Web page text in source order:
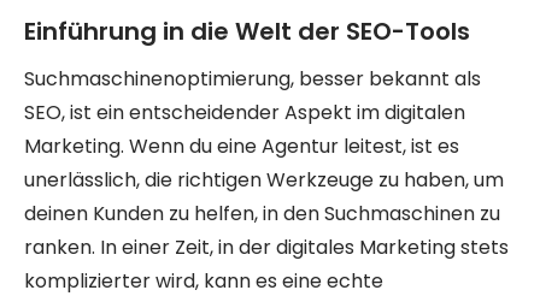
Einführung in die Welt der SEO-Tools
Suchmaschinenoptimierung, besser bekannt als
SEO, ist ein entscheidender Aspekt im digitalen
Marketing. Wenn du eine Agentur leitest, ist es
unerlässlich, die richtigen Werkzeuge zu haben, um
deinen Kunden zu helfen, in den Suchmaschinen zu
ranken. In einer Zeit, in der digitales Marketing stets
komplizierter wird, kann es eine echte